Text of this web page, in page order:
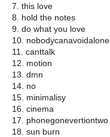
7. this love
8. hold the notes
9. do what you love
10. nobodycanavoidalone
11. canttalk
12. motion
13. dmn
14. no
15. minimalisy
16. cinema
17. phonegonevertiontwo
18. sun burn